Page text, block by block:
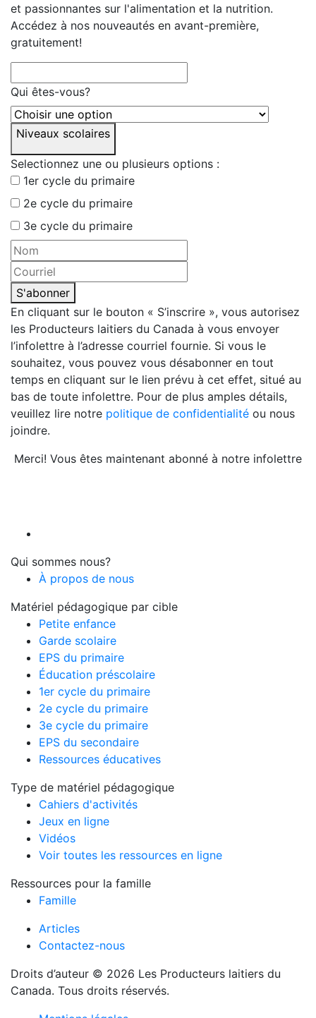
et passionnantes sur l'alimentation et la nutrition.
Accédez à nos nouveautés en avant-première,
gratuitement!
Qui êtes-vous?
Niveaux scolaires
Selectionnez une ou plusieurs options :
1er cycle du primaire
2e cycle du primaire
3e cycle du primaire
S'abonner
En cliquant sur le bouton « S’inscrire », vous autorisez
les Producteurs laitiers du Canada à vous envoyer
l’infolettre à l’adresse courriel fournie. Si vous le
souhaitez, vous pouvez vous désabonner en tout
temps en cliquant sur le lien prévu à cet effet, situé au
bas de toute infolettre. Pour de plus amples détails,
veuillez lire notre politique de confidentialité ou nous
joindre.
Merci! Vous êtes maintenant abonné à notre infolettre
Qui sommes nous?
À propos de nous
Matériel pédagogique par cible
Petite enfance
Garde scolaire
EPS du primaire
Éducation préscolaire
1er cycle du primaire
2e cycle du primaire
3e cycle du primaire
EPS du secondaire
Ressources éducatives
Type de matériel pédagogique
Cahiers d'activités
Jeux en ligne
Vidéos
Voir toutes les ressources en ligne
Ressources pour la famille
Famille
Droits d’auteur © 2026 Les Producteurs laitiers du
Canada. Tous droits réservés.
Articles
Contactez-nous